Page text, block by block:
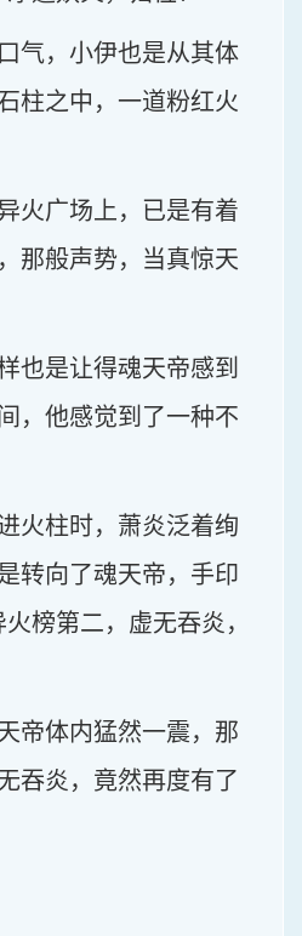
气，小伊也是从其体
柱之中，一道粉红火
火广场上，已是有着
那般声势，当真惊天
也是让得魂天帝感到
，他感觉到了一种不
火柱时，萧炎泛着绚
转向了魂天帝，手印
榜第二，虚无吞炎，
帝体内猛然一震，那
吞炎，竟然再度有了